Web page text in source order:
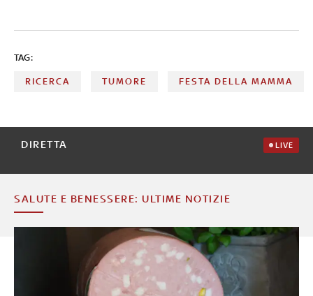
TAG:
RICERCA TUMORE FESTA DELLA MAMMA
DIRETTA LIVE
SALUTE E BENESSERE: ULTIME NOTIZIE